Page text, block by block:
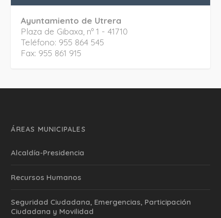
Ayuntamiento de Utrera
Plaza de Gibaxa, nº 1 - 41710
Teléfono: 955 864 545
Fax: 955 861 915
ÁREAS MUNICIPALES
Alcaldía-Presidencia
Recursos Humanos
Seguridad Ciudadana, Emergencias, Participación
Ciudadana y Movilidad